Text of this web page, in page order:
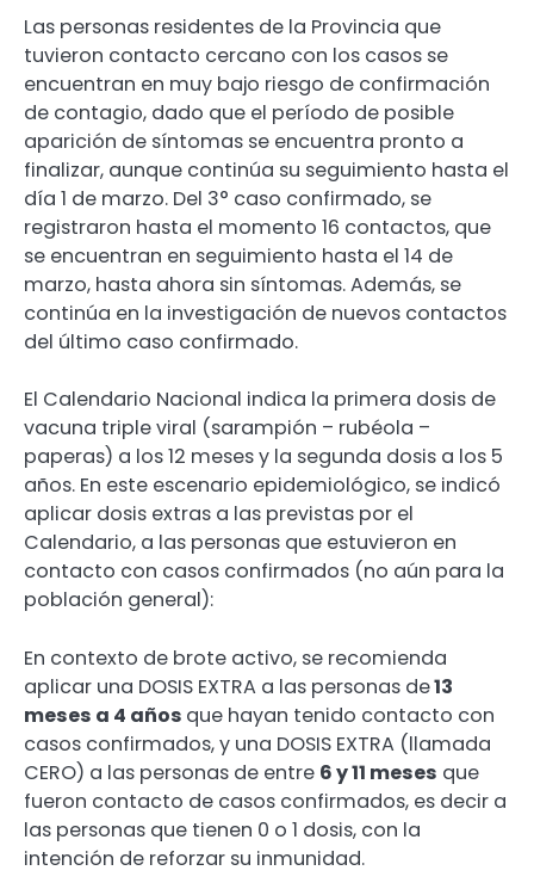
Las personas residentes de la Provincia que
tuvieron contacto cercano con los casos se
encuentran en muy bajo riesgo de confirmación
de contagio, dado que el período de posible
aparición de síntomas se encuentra pronto a
finalizar, aunque continúa su seguimiento hasta el
día 1 de marzo. Del 3° caso confirmado, se
registraron hasta el momento 16 contactos, que
se encuentran en seguimiento hasta el 14 de
marzo, hasta ahora sin síntomas. Además, se
continúa en la investigación de nuevos contactos
del último caso confirmado.
El Calendario Nacional indica la primera dosis de
vacuna triple viral (sarampión – rubéola –
paperas) a los 12 meses y la segunda dosis a los 5
años. En este escenario epidemiológico, se indicó
aplicar dosis extras a las previstas por el
Calendario, a las personas que estuvieron en
contacto con casos confirmados (no aún para la
población general):
En contexto de brote activo, se recomienda
aplicar una DOSIS EXTRA a las personas de13
meses a 4 años que hayan tenido contacto con
casos confirmados, y una DOSIS EXTRA (llamada
CERO) a las personas de entre 6 y 11 meses que
fueron contacto de casos confirmados, es decir a
las personas que tienen 0 o 1 dosis, con la
intención de reforzar su inmunidad.